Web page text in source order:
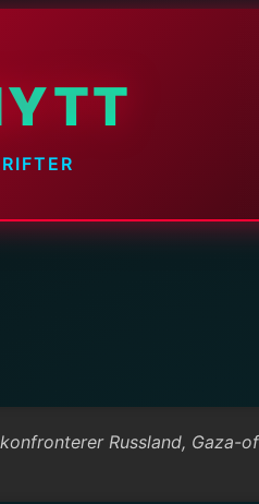
Russland, Gaza-